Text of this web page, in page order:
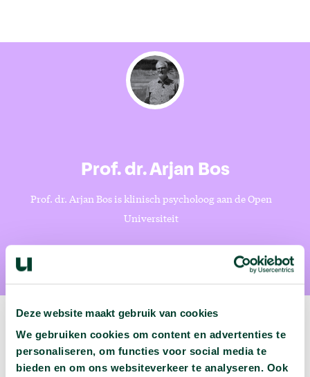
Deze website maakt gebruik van cookies
We gebruiken cookies om content en advertenties te
personaliseren, om functies voor social media te
bieden en om ons websiteverkeer te analyseren. Ook
Prof. dr. Arjan Bos
Prof. dr. Arjan Bos is klinisch psycholoog aan de Open
Universiteit
Volgende podcast: